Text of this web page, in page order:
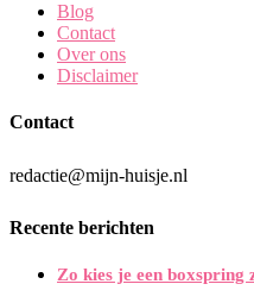
Blog
Contact
Over ons
Disclaimer
Contact
redactie@mijn-huisje.nl
Recente berichten
Zo kies je een boxspring